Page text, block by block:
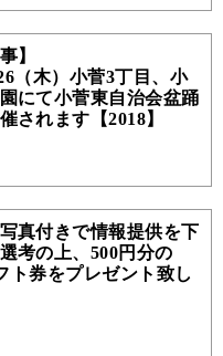
】
（木）小菅3丁目、小
にて小菅東自治会盆踊
されます【2018】
写真付きで情報提供を下
考の上、500円分の
ト券をプレゼント致し